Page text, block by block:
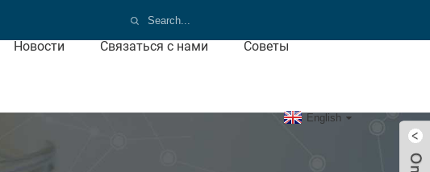
Новости Связаться с нами Советы
English